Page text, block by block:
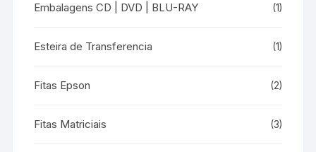
Embalagens CD | DVD | BLU-RAY (1)
Esteira de Transferencia (1)
Fitas Epson (2)
Fitas Matriciais (3)